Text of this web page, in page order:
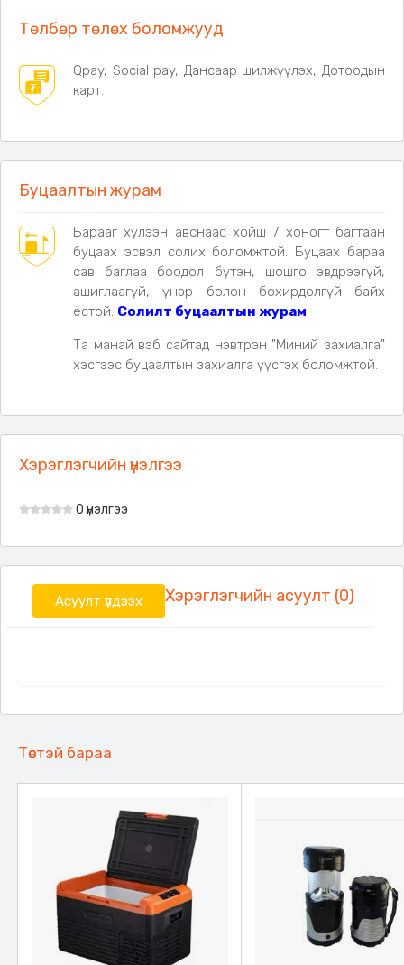
Төлбөр төлөх боломжууд
Qpay, Social pay, Дансаар шилжүүлэх, Дотоодын
карт.
Буцаалтын журам
Барааг хүлээн авснаас хойш 7 хоногт багтаан
буцаах эсвэл солих боломжтой. Буцаах бараа
сав баглаа боодол бүтэн, шошго эвдрээгүй,
ашиглаагүй, үнэр болон бохирдолгүй байх
ёстой. Солилт буцаалтын журам
Та манай вэб сайтад нэвтрэн "Миний захиалга"
хэсгээс буцаалтын захиалга үүсгэх боломжтой.
Хэрэглэгчийн үнэлгээ
0 үнэлгээ
Хэрэглэгчийн асуулт (0)
Асуулт үлдээх
Төстэй бараа